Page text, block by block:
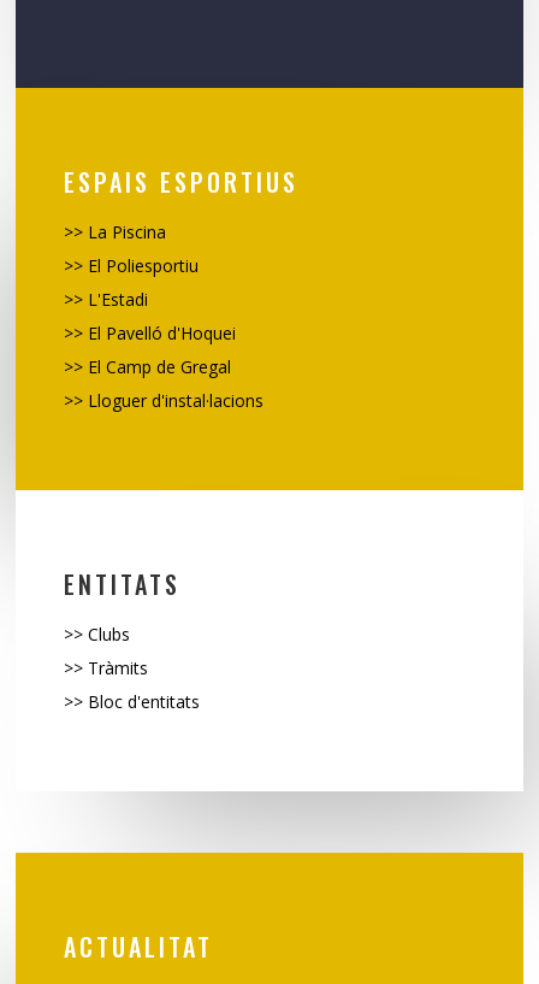
ESPAIS ESPORTIUS
>>La Piscina
>> El Poliesportiu
>> L'Estadi
>> El Pavelló d'Hoquei
>> El Camp de Gregal
>> Lloguer d'instal·lacions
ENTITATS
>>Clubs
>>Tràmits
>> Bloc d'entitats
ACTUALITAT